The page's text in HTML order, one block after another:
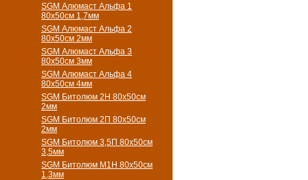
SGM Алюмаст Альфа 1
80x50см 1,7мм
SGM Алюмаст Альфа 2
80x50см 2мм
SGM Алюмаст Альфа 3
80x50см 3мм
SGM Алюмаст Альфа 4
80x50см 4мм
SGM Битолюм 2H 80x50см
2мм
SGM Битолюм 2П 80x50см
2мм
SGM Битолюм 3,5П 80x50см
3,5мм
SGM Битолюм M1H 80x50см
1,3мм